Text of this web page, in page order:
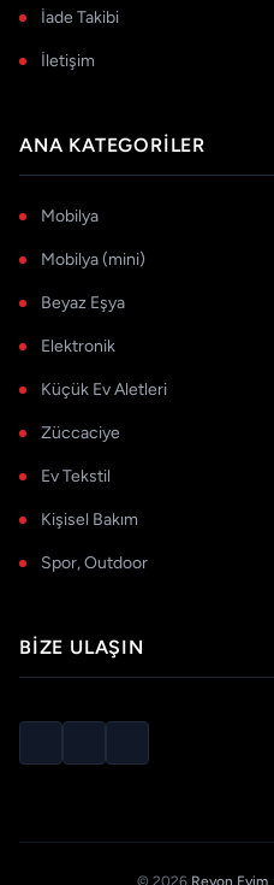
İade Takibi
İletişim
ANA KATEGORILER
Mobilya
Mobilya (mini)
Beyaz Eşya
Elektronik
Küçük Ev Aletleri
Züccaciye
Ev Tekstil
Kişisel Bakım
Spor, Outdoor
BIZE ULAŞIN
© 2026 Reyon Evim